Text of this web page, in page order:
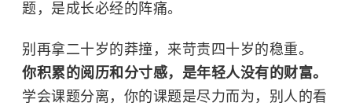
题，是成长必经的阵痛。
别再拿二十岁的莽撞，来苛责四十岁的稳重。
你积累的阅历和分寸感，是年轻人没有的财富。
学会课题分离，你的课题是尽力而为，别人的看